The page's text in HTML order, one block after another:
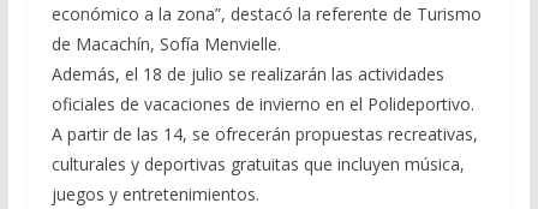
económico a la zona”, destacó la referente de Turismo
de Macachín, Sofía Menvielle.
Además, el 18 de julio se realizarán las actividades
oficiales de vacaciones de invierno en el Polideportivo.
A partir de las 14, se ofrecerán propuestas recreativas,
culturales y deportivas gratuitas que incluyen música,
juegos y entretenimientos.